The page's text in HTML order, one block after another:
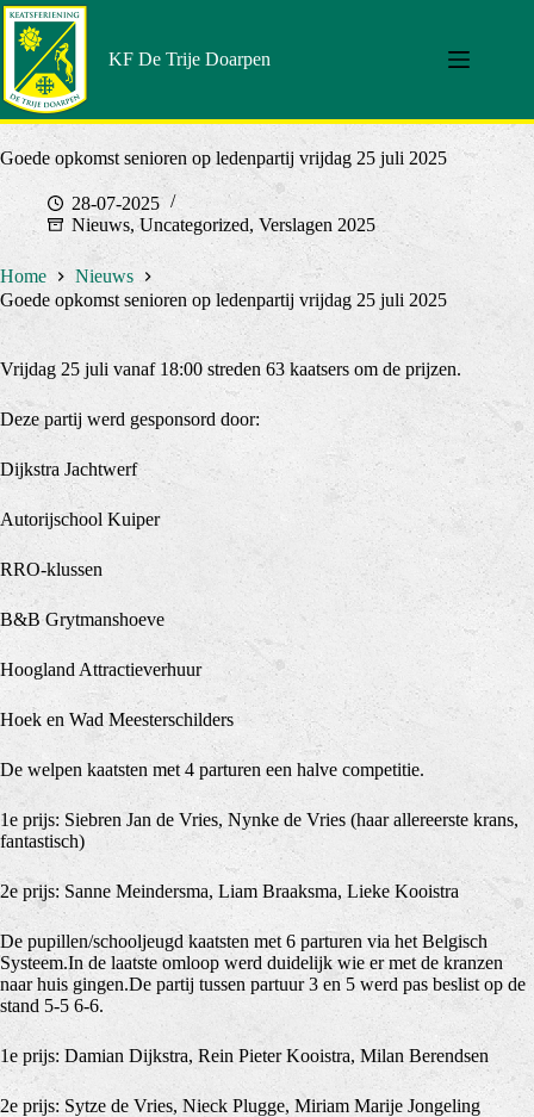
Doorgaan
naar
artikel
KF De Trije Doarpen
Goede opkomst senioren op ledenpartij vrijdag 25 juli 2025
28-07-2025
Nieuws,Uncategorized, Verslagen 2025
Home
Nieuws
Goede opkomst senioren op ledenpartij vrijdag 25 juli 2025
Vrijdag 25 juli vanaf 18:00 streden 63 kaatsers om de prijzen.
Deze partij werd gesponsord door:
Dijkstra Jachtwerf
Autorijschool Kuiper
RRO-klussen
B&B Grytmanshoeve
Hoogland Attractieverhuur
Hoek en Wad Meesterschilders
De welpen kaatsten met 4 parturen een halve competitie.
1e prijs: Siebren Jan de Vries, Nynke de Vries (haar allereerste krans,
fantastisch)
2e prijs: Sanne Meindersma, Liam Braaksma, Lieke Kooistra
De pupillen/schooljeugd kaatsten met 6 parturen via het Belgisch
Systeem.In de laatste omloop werd duidelijk wie er met de kranzen
naar huis gingen.De partij tussen partuur 3 en 5 werd pas beslist op de
stand 5-5 6-6.
1e prijs: Damian Dijkstra, Rein Pieter Kooistra, Milan Berendsen
2e prijs: Sytze de Vries, Nieck Plugge, Miriam Marije Jongeling